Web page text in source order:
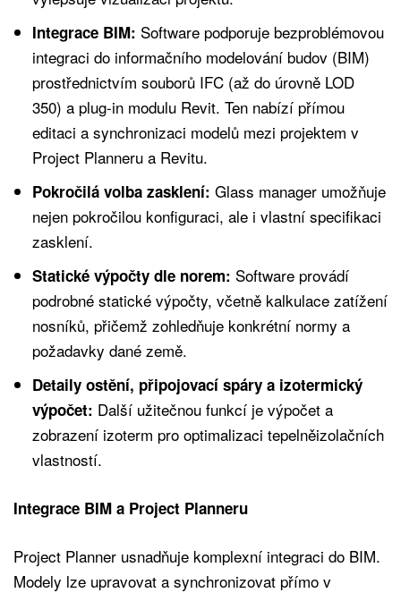
Integrace BIM: Software podporuje bezproblémovou
integraci do informačního modelování budov (BIM)
prostřednictvím souborů IFC (až do úrovně LOD
350) a plug-in modulu Revit. Ten nabízí přímou
editaci a synchronizaci modelů mezi projektem v
Project Planneru a Revitu.
Pokročilá volba zasklení: Glass manager umožňuje
nejen pokročilou konfiguraci, ale i vlastní specifikaci
zasklení.
Statické výpočty dle norem: Software provádí
podrobné statické výpočty, včetně kalkulace zatížení
nosníků, přičemž zohledňuje konkrétní normy a
požadavky dané země.
Detaily ostění, připojovací spáry a izotermický
výpočet: Další užitečnou funkcí je výpočet a
zobrazení izoterm pro optimalizaci tepelněizolačních
vlastností.
Integrace BIM a Project Planneru
Project Planner usnadňuje komplexní integraci do BIM.
Modely lze upravovat a synchronizovat přímo v